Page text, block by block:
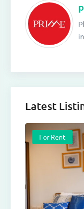
Latest
For Rent